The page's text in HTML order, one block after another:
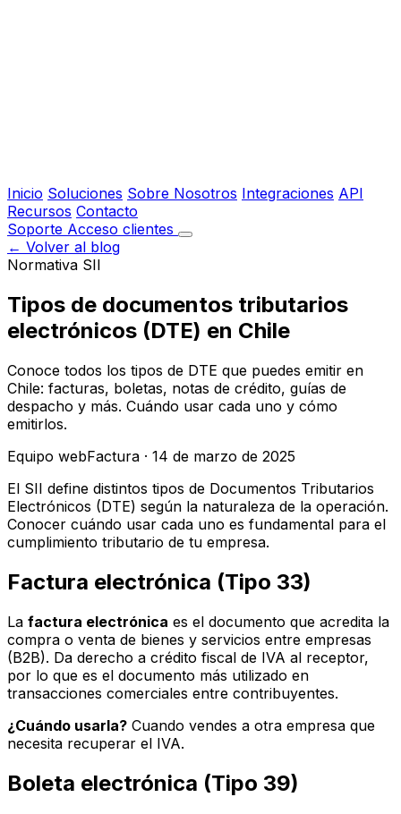
Inicio Soluciones Sobre Nosotros Integraciones API
Recursos Contacto
Soporte Acceso clientes
← Volver al blog
Normativa SII
Tipos de documentos tributarios
electrónicos (DTE) en Chile
Conoce todos los tipos de DTE que puedes emitir en
Chile: facturas, boletas, notas de crédito, guías de
despacho y más. Cuándo usar cada uno y cómo
emitirlos.
Equipo webFactura · 14 de marzo de 2025
El SII define distintos tipos de Documentos Tributarios
Electrónicos (DTE) según la naturaleza de la operación.
Conocer cuándo usar cada uno es fundamental para el
cumplimiento tributario de tu empresa.
Factura electrónica (Tipo 33)
La factura electrónica es el documento que acredita la
compra o venta de bienes y servicios entre empresas
(B2B). Da derecho a crédito fiscal de IVA al receptor,
por lo que es el documento más utilizado en
transacciones comerciales entre contribuyentes.
¿Cuándo usarla? Cuando vendes a otra empresa que
necesita recuperar el IVA.
Boleta electrónica (Tipo 39)